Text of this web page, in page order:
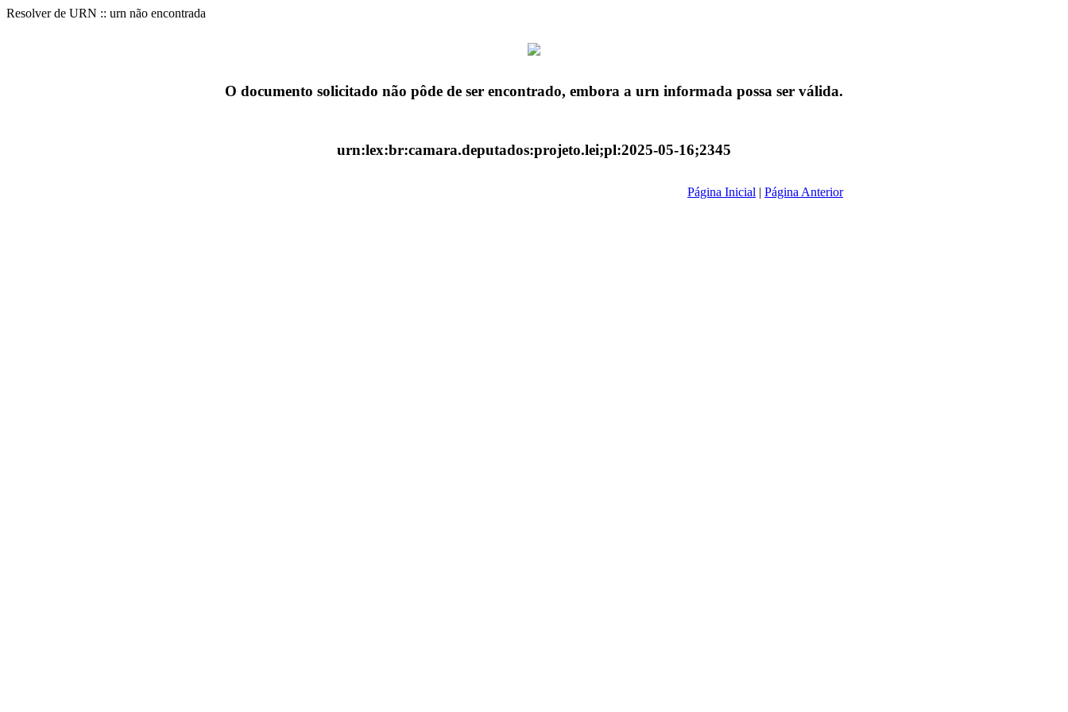
Resolver de URN :: urn não encontrada
O documento solicitado não pôde de ser encontrado, embora a urn informada possa ser válida.
urn:lex:br:camara.deputados:projeto.lei;pl:2025-05-16;2345
Página Inicial | Página Anterior